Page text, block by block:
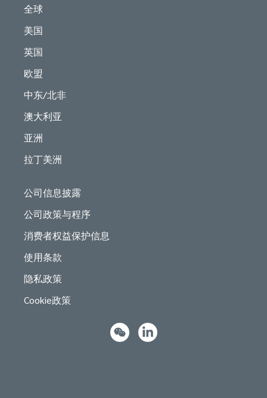
全球
美国
英国
欧盟
中东/北非
澳大利亚
亚洲
拉丁美洲
公司信息披露
公司政策与程序
消费者权益保护信息
使用条款
隐私政策
Cookie政策